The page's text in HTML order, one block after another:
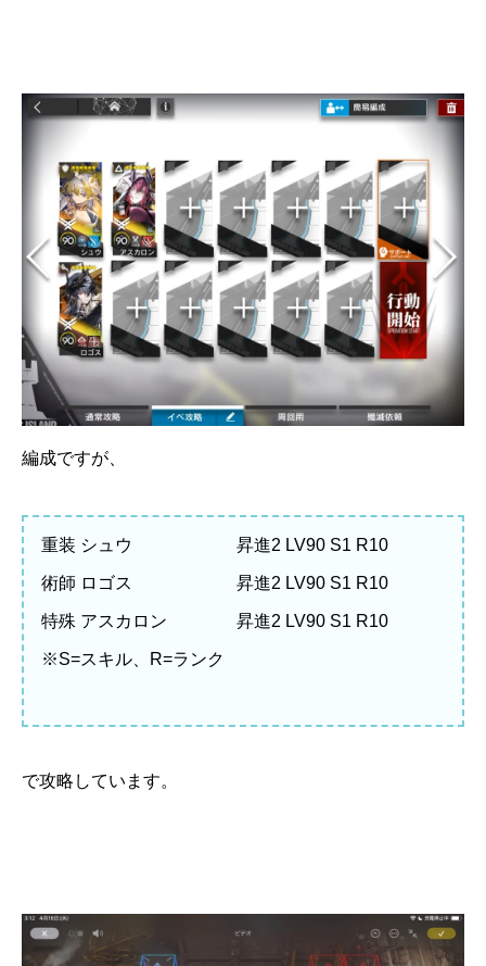
編成ですが、
重装 シュウ 昇進2 LV90 S1 R10
術師 ロゴス 昇進2 LV90 S1 R10
特殊 アスカロン 昇進2 LV90 S1 R10
※S=スキル、R=ランク
で攻略しています。